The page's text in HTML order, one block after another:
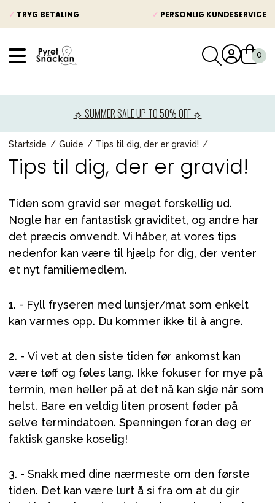
✓ TRYG BETALING ✓ PERSONLIG KUNDESERVICE
☼ SUMMER SALE UP TO 50% OFF ☼
Startside Guide Tips til dig, der er gravid!
Tips til dig, der er gravid!
Tiden som gravid ser meget forskellig ud.
Nogle har en fantastisk graviditet, og andre har
det præcis omvendt. Vi håber, at vores tips
nedenfor kan være til hjælp for dig, der venter
et nyt familiemedlem.
1. - Fyll fryseren med lunsjer/mat som enkelt
kan varmes opp. Du kommer ikke til å angre.
2. - Vi vet at den siste tiden før ankomst kan
være tøff og føles lang. Ikke fokuser for mye på
termin, men heller på at det nå kan skje når som
helst. Bare en veldig liten prosent føder på
selve termindatoen. Spenningen foran deg er
faktisk ganske koselig!
3. - Snakk med dine nærmeste om den første
tiden. Det kan være lurt å si fra om at du gir
Barnevogne
Autostole
Babypakke
Legetøj og spil
Mor & Far
Møbler & sengetøj
Tilbehør
Reservedele
Kampagner
Vores favoritter
Mærker
Kontakt os på
Vores butik